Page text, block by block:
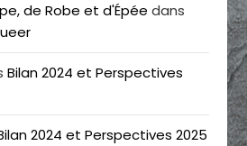
de Robe et d'Épée dans
Bilan 2024 et Perspectives
2024 et Perspectives 2025